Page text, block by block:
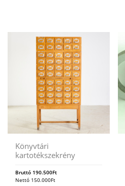
Könyvtári
kartotékszekrény
Bruttó 190.500Ft
Nettó 150.000Ft